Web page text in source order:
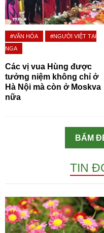
#VĂN HÓA
#NGƯỜI VIỆT TẠI
NGA
Các vị vua Hùng được
tưởng niệm không chỉ ở
Hà Nội mà còn ở Moskva
nữa
BẤM
TIN